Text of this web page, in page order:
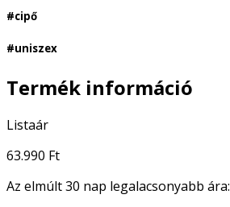
#cipő
#uniszex
Termék információ
Listaár
63.990 Ft
Az elmúlt 30 nap legalacsonyabb ára: